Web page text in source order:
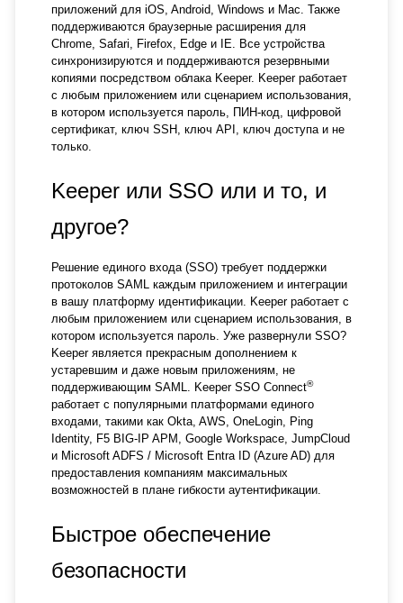
приложений для iOS, Android, Windows и Mac. Также
поддерживаются браузерные расширения для
Chrome, Safari, Firefox, Edge и IE. Все устройства
синхронизируются и поддерживаются резервными
копиями посредством облака Keeper. Keeper работает
с любым приложением или сценарием использования,
в котором используется пароль, ПИН-код, цифровой
сертификат, ключ SSH, ключ API, ключ доступа и не
только.
Keeper или SSO или и то, и
другое?
Решение единого входа (SSO) требует поддержки
протоколов SAML каждым приложением и интеграции
в вашу платформу идентификации. Keeper работает с
любым приложением или сценарием использования, в
котором используется пароль. Уже развернули SSO?
Keeper является прекрасным дополнением к
устаревшим и даже новым приложениям, не
поддерживающим SAML. Keeper SSO Connect®
работает с популярными платформами единого
входами, такими как Okta, AWS, OneLogin, Ping
Identity, F5 BIG-IP APM, Google Workspace, JumpCloud
и Microsoft ADFS / Microsoft Entra ID (Azure AD) для
предоставления компаниям максимальных
возможностей в плане гибкости аутентификации.
Быстрое обеспечение
безопасности